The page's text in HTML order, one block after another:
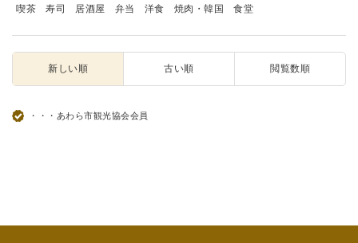
喫茶
寿司 居酒屋 弁当 洋食 焼肉・韓国 食堂
新しい順 古い順 閲覧数順
・・・あわら市観光協会会員